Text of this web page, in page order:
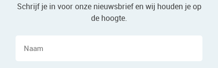
Schrijf je in voor onze nieuwsbrief en wij houden je op
de hoogte.